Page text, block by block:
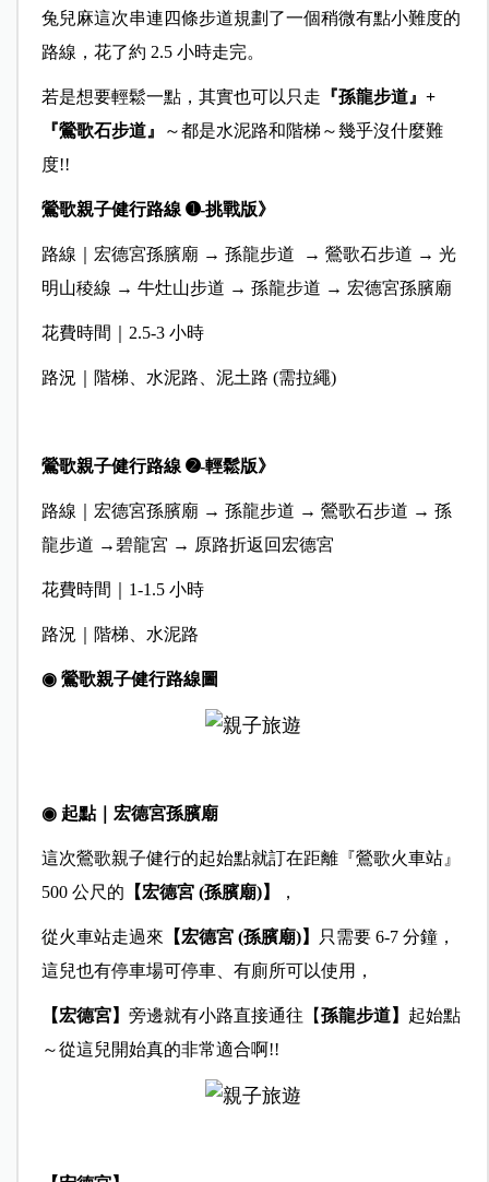
兔兒麻這次串連四條步道規劃了一個稍微有點小難度的
路線，花了約 2.5 小時走完。
若是想要輕鬆一點，其實也可以只走 『孫龍步道』+
『鶯歌石步道』
～都是水泥路和階梯～幾乎沒什麼難
度!!
鶯歌親子健行路線 ➊-挑戰版》
路線｜宏德宮孫臏廟 → 孫龍步道 → 鶯歌石步道 → 光
明山稜線 → 牛灶山步道 → 孫龍步道 → 宏德宮孫臏廟
花費時間｜2.5-3 小時
路況｜階梯、水泥路、泥土路 (需拉繩)
鶯歌親子健行路線 ➋-輕鬆版》
路線｜宏德宮孫臏廟 → 孫龍步道 → 鶯歌石步道 → 孫
龍步道 →碧龍宮 → 原路折返回宏德宮
花費時間｜1-1.5 小時
路況｜階梯、水泥路
◉ 鶯歌親子健行路線圖
◉ 起點｜宏德宮孫臏廟
這次鶯歌親子健行的起始點就訂在距離『鶯歌火車站』
500 公尺的 【宏德宮 (孫臏廟)】 ，
從火車站走過來 【宏德宮 (孫臏廟)】
只需要 6-7 分鐘，
這兒也有停車場可停車、有廁所可以使用，
【宏德宮】 旁邊就有小路直接通往【孫龍步道】 起始點
～從這兒開始真的非常適合啊!!